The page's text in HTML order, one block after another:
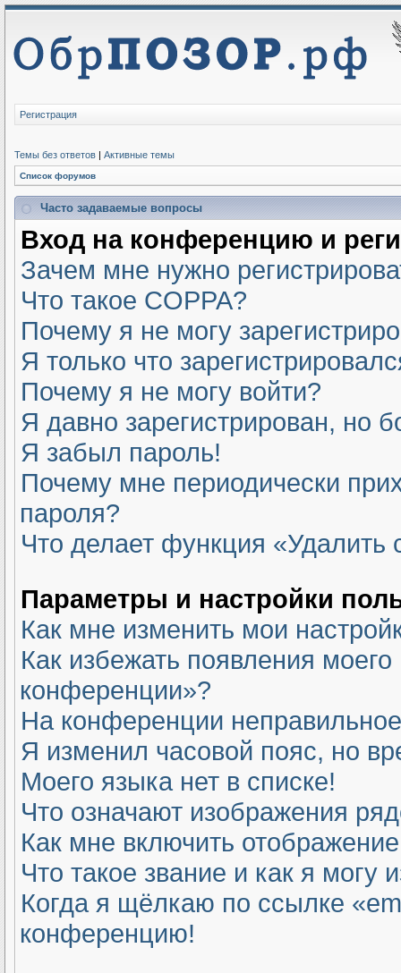
Регистрация
Темы без ответов | Активные темы
Список форумов
Часто задаваемые вопросы
Вход на конференцию и
Зачем мне нужно
Что такое COPPA?
Почему я не могу
Я только что
Почему я не могу войти?
Я давно зарегистрирован, но
Я забыл пароль!
Почему мне периодически
пароля?
Что делает функция «Удалить
Параметры и настройки
Как мне изменить мои
Как избежать появления
конференции»?
На конференции
Я изменил часовой пояс, но
Моего языка нет в списке!
Что означают изображения
Как мне включить
Что такое звание и как я могу
Когда я щёлкаю по ссылке
конференцию!